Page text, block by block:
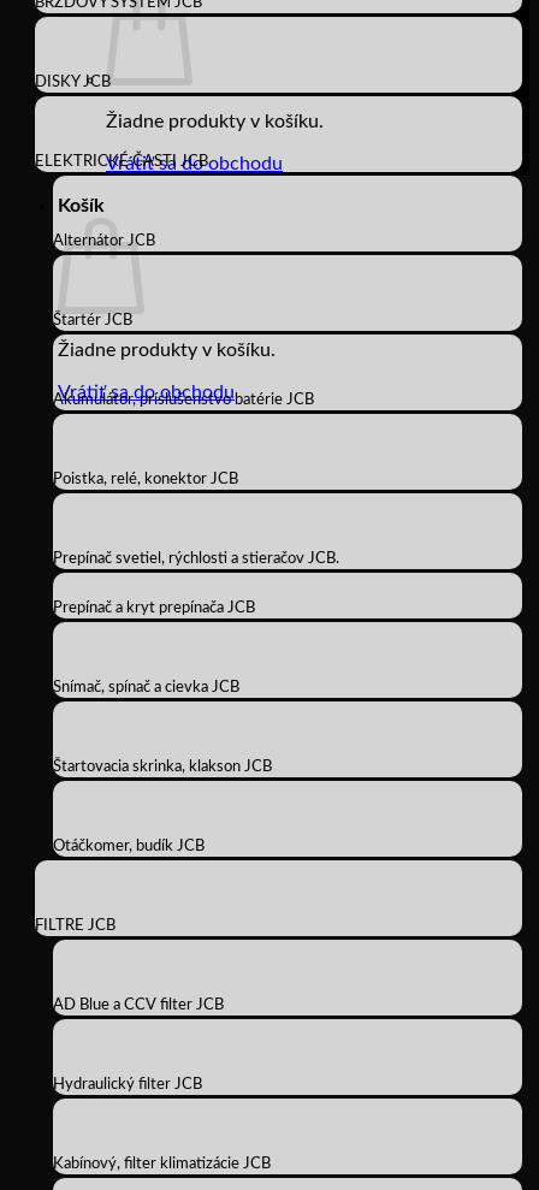
Žiadne produkty v košíku.
Vrátiť sa do obchodu
Košík
Žiadne produkty v košíku.
Vrátiť sa do obchodu
DISKY JCB
ELEKTRICKÉ ČASTI JCB
Alternátor JCB
Štartér JCB
Akumulátor, príslušenstvo batérie JCB
Poistka, relé, konektor JCB
Prepínač svetiel, rýchlosti a stieračov JCB.
Prepínač a kryt prepínača JCB
Snímač, spínač a cievka JCB
Štartovacia skrinka, klakson JCB
Otáčkomer, budík JCB
FILTRE JCB
AD Blue a CCV filter JCB
Hydraulický filter JCB
Kabínový, filter klimatizácie JCB